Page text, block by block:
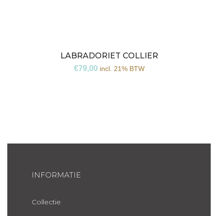
LABRADORIET COLLIER
€79,00 incl. 21% BTW
INFORMATIE
Collectie